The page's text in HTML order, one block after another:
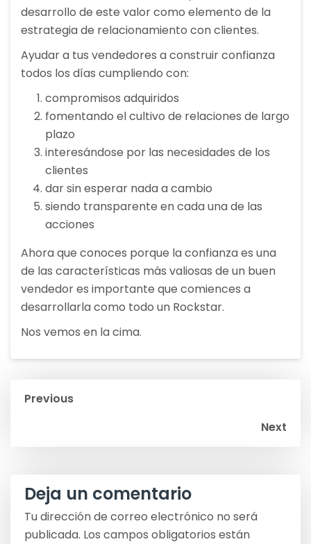
desarrollo de este valor como elemento de la
estrategia de relacionamiento con clientes.
Ayudar a tus vendedores a construir confianza
todos los días cumpliendo con:
compromisos adquiridos
fomentando el cultivo de relaciones de largo
plazo
interesándose por las necesidades de los
clientes
dar sin esperar nada a cambio
siendo transparente en cada una de las
acciones
Ahora que conoces porque la confianza es una
de las características más valiosas de un buen
vendedor es importante que comiences a
desarrollarla como todo un Rockstar.
Nos vemos en la cima.
Navegación
Previous
Next
Deja un comentario
Tu dirección de correo electrónico no será
publicada. Los campos obligatorios están